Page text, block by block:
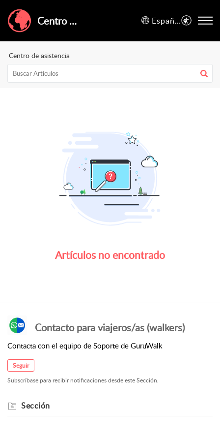
Centro de Ayuda de GuruWalk Español (España)
Centro de asistencia
Artículos no encontrado
Contacto para viajeros/as (walkers)
Contacta con el equipo de Soporte de GuruWalk
Seguir
Subscríbase para recibir notificaciones desde este Sección.
Sección